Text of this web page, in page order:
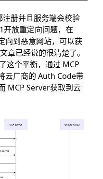
册并且服务端会校验
开放重定向问题，在
向到恶意网站，可以获
章已经说的很清楚了。
这个平衡，通过 MCP
云厂商的 Auth Code带
MCP Server获取到云